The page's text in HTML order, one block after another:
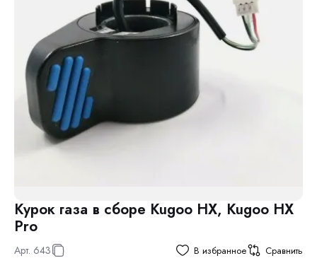
Курок газа в сборе Kugoo HX, Kugoo HX
Pro
Арт. 643 В избранное Сравнить